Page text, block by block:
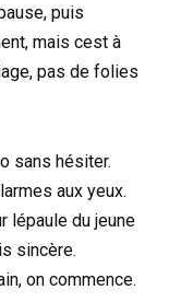
puis
mais cest à
pas de folies
sans hésiter.
aux yeux.
lépaule du jeune
sincère.
on commence.